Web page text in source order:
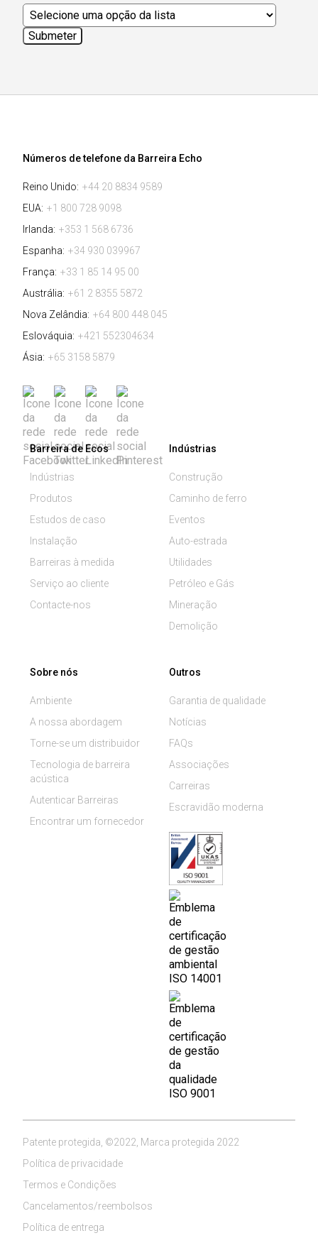
Números de telefone da Barreira Echo
Reino Unido: +44 20 8834 9589
EUA: +1 800 728 9098
Irlanda: +353 1 568 6736
Espanha: +34 930 039967
França: +33 1 85 14 95 00
Austrália: +61 2 8355 5872
Nova Zelândia: +64 800 448 045
Eslováquia: +421 552304634
Ásia: +65 3158 5879
Barreira de Ecos
Indústrias
Produtos
Estudos de caso
Instalação
Barreiras à medida
Serviço ao cliente
Contacte-nos
Indústrias
Construção
Caminho de ferro
Eventos
Auto-estrada
Utilidades
Petróleo e Gás
Mineração
Demolição
Sobre nós
Ambiente
A nossa abordagem
Torne-se um distribuidor
Tecnologia de barreira
acústica
Autenticar Barreiras
Encontrar um fornecedor
Outros
Garantia de qualidade
Notícias
FAQs
Associações
Carreiras
Escravidão moderna
Patente protegida, ©2022, Marca protegida 2022
Política de privacidade
Termos e Condições
Cancelamentos/reembolsos
Política de entrega